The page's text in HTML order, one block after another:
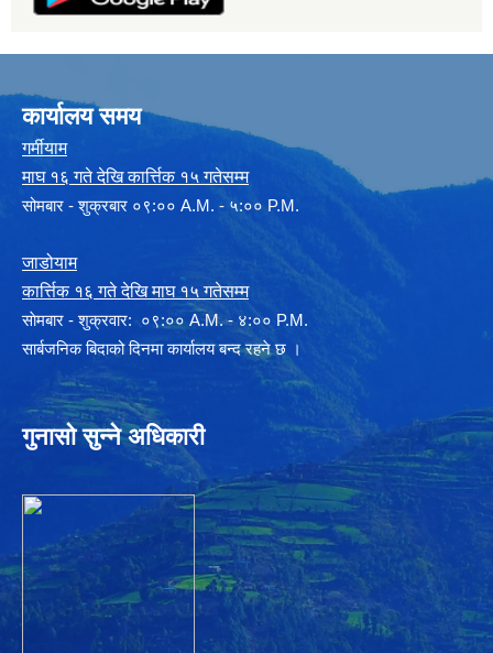
कार्यालय समय
गर्मीयाम
माघ १६ गते देखि कार्त्तिक १५ गतेसम्म
सोमबार - शुक्रबार ०९:०० A.M. - ५:०० P.M.
जाडोयाम
कार्त्तिक १६ गते देखि माघ १५ गतेसम्म
साेमबार - शुक्रवार: ०९:०० A.M. - ४:०० P.M.
सार्बजनिक बिदाको दिनमा कार्यालय बन्द रहने छ ।
गुनासो सुन्ने अधिकारी